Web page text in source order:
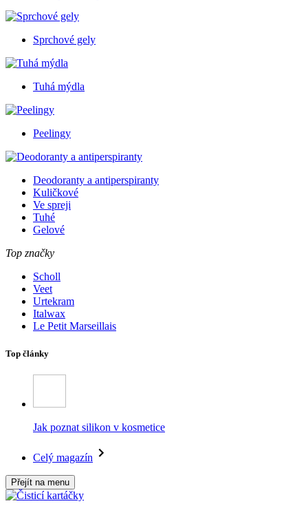
Sprchové gely
Tuhá mýdla
Peelingy
Deodoranty a antiperspiranty
Kuličkové
Ve spreji
Tuhé
Gelové
Top značky
Scholl
Veet
Urtekram
Italwax
Le Petit Marseillais
Top články
Jak poznat silikon v kosmetice
Celý magazín
Přejít na menu